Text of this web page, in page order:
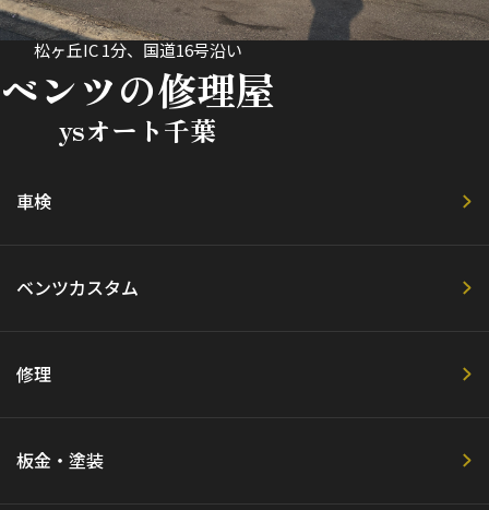
松ヶ丘IC 1分、国道16号沿い
ベンツの修理屋
ysオート千葉
車検
ベンツカスタム
修理
板金・塗装